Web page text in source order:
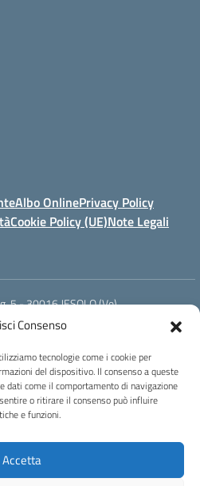
Consenso
tecnologie come i cookie per
del dispositivo. Il consenso a queste
dati come il comportamento di navigazione
o ritirare il consenso può influire
e funzioni.
Accetta
Albo OnlinePrivacy Policy
Cookie Policy (UE)Note Legali
5 - 30016 JESOLO (Ve)
verh020008@istruzione.it
(IPA): istsc_verh020008
UFBI5A
l'enogastronomia e l'ospitalità